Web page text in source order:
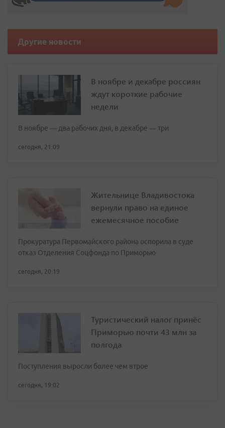
Другие новости
В ноябре и декабре россиян
ждут короткие рабочие
недели
В ноябре — два рабочих дня, в декабре — три
сегодня, 21:09
Жительнице Владивостока
вернули право на единое
ежемесячное пособие
Прокуратура Первомайского района оспорила в суде
отказ Отделения Соцфонда по Приморью
сегодня, 20:19
Туристический налог принёс
Приморью почти 43 млн за
полгода
Поступления выросли более чем втрое
сегодня, 19:02